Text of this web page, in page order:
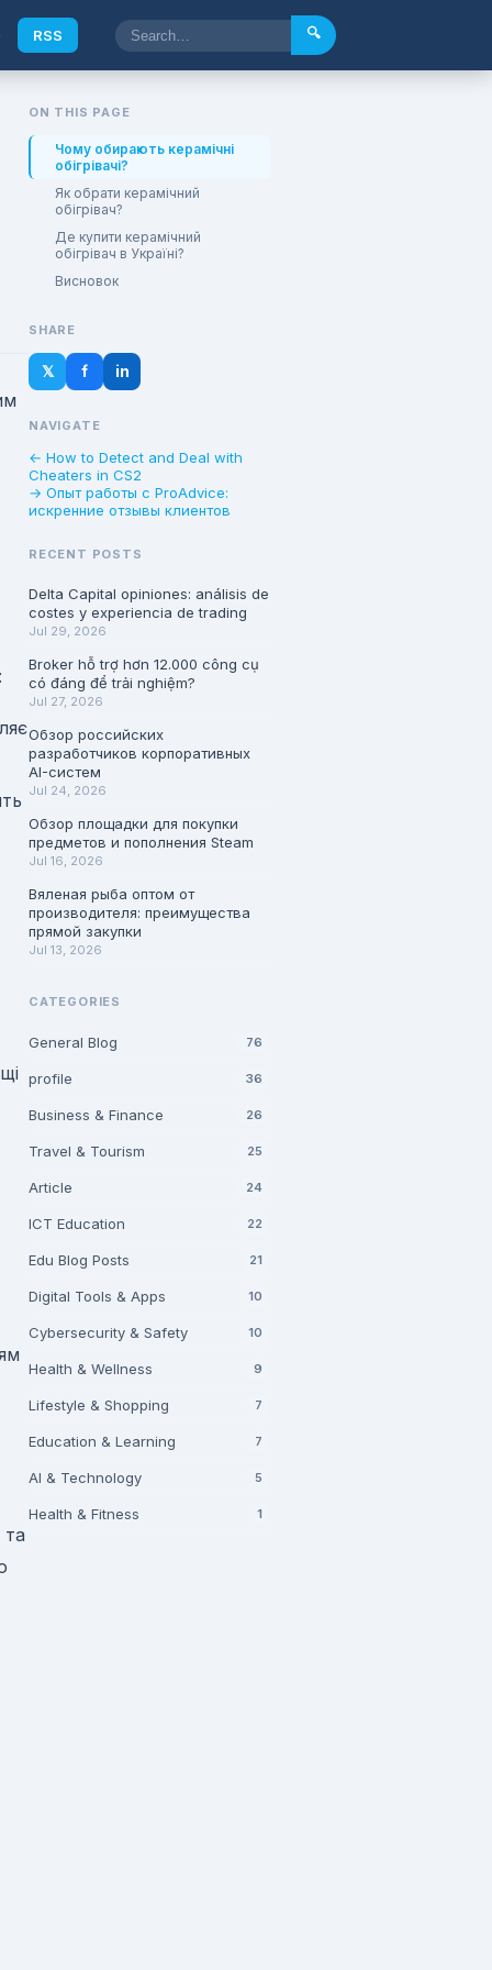
RSS 🔍
та
ON THIS PAGE
Чому обирають керамічні
обігрівачі?
Як обрати керамічний
обігрівач?
Де купити керамічний
обігрівач в Україні?
Висновок
SHARE
𝕏 f in
NAVIGATE
← How to Detect and Deal with
Cheaters in CS2
→ Опыт работы с ProAdvice:
искренние отзывы клиентов
RECENT POSTS
Delta Capital opiniones: análisis de
costes y experiencia de trading
Jul 29, 2026
Broker hỗ trợ hơn 12.000 công cụ
có đáng để trải nghiệm?
Jul 27, 2026
Обзор российских
разработчиков корпоративных
AI-систем
Jul 24, 2026
Обзор площадки для покупки
предметов и пополнения Steam
Jul 16, 2026
Вяленая рыба оптом от
производителя: преимущества
прямой закупки
Jul 13, 2026
CATEGORIES
General Blog 76
profile 36
Business & Finance 26
Travel & Tourism 25
Article 24
ICT Education 22
Edu Blog Posts 21
Digital Tools & Apps 10
Cybersecurity & Safety 10
Health & Wellness 9
Lifestyle & Shopping 7
Education & Learning 7
AI & Technology 5
Health & Fitness 1